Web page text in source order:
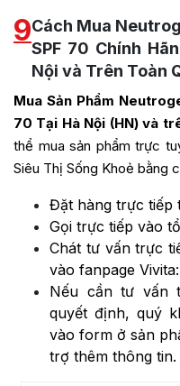
9Cách Mua
SPF 70 Chính
Nội và Trên Toàn
Mua Sản Phẩm
70 Tại Hà Nội (HN) và
thể mua sản phẩm trực
Siêu Thị Sống Khoẻ bằng
Đặt hàng trực tiếp
Gọi trực tiếp vào
Chát tư vấn trực
vào fanpage Vivita:
Nếu cần tư vấn
quyết định, quý
vào form ở sản
trợ thêm thông tin.